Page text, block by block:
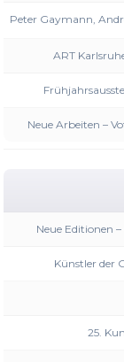
ART
Neue Arbeiten –
Neue Editionen
Künstler der
25.